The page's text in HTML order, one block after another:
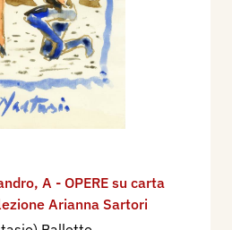
, A - OPERE su carta
Arianna Sartori